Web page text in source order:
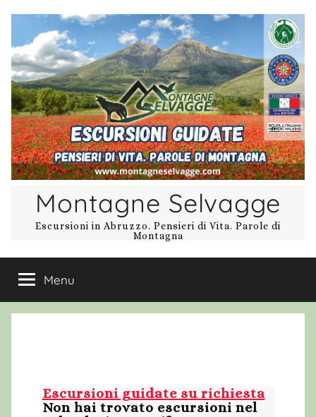
contenuto
Montagne Selvagge
Escursioni in Abruzzo. Pensieri di Vita. Parole di
Montagna
Menu
Escursioni guidate su richiesta
Non hai trovato escursioni nel